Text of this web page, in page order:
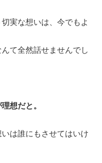
実な想いは、今でもよ
て全然話せませんでし
想だと。
は誰にもさせてはいけ